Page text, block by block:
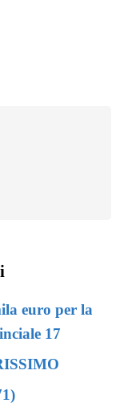
euro per la
17